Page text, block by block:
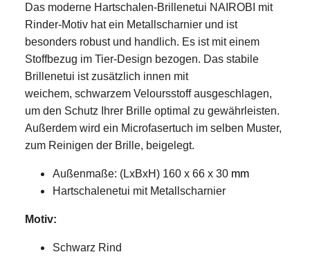
Das moderne Hartschalen-Brillenetui NAIROBI mit
Rinder-Motiv hat ein Metallscharnier und ist
besonders robust und handlich. Es ist mit einem
Stoffbezug im Tier-Design bezogen. Das stabile
Brillenetui ist zusätzlich innen mit
weichem, schwarzem Veloursstoff ausgeschlagen,
um den Schutz Ihrer Brille optimal zu gewährleisten.
Außerdem wird ein Microfasertuch im selben Muster,
zum Reinigen der Brille, beigelegt.
Außenmaße: (LxBxH) 160 x 66 x 30 mm
Hartschalenetui mit Metallscharnier
Motiv:
Schwarz Rind